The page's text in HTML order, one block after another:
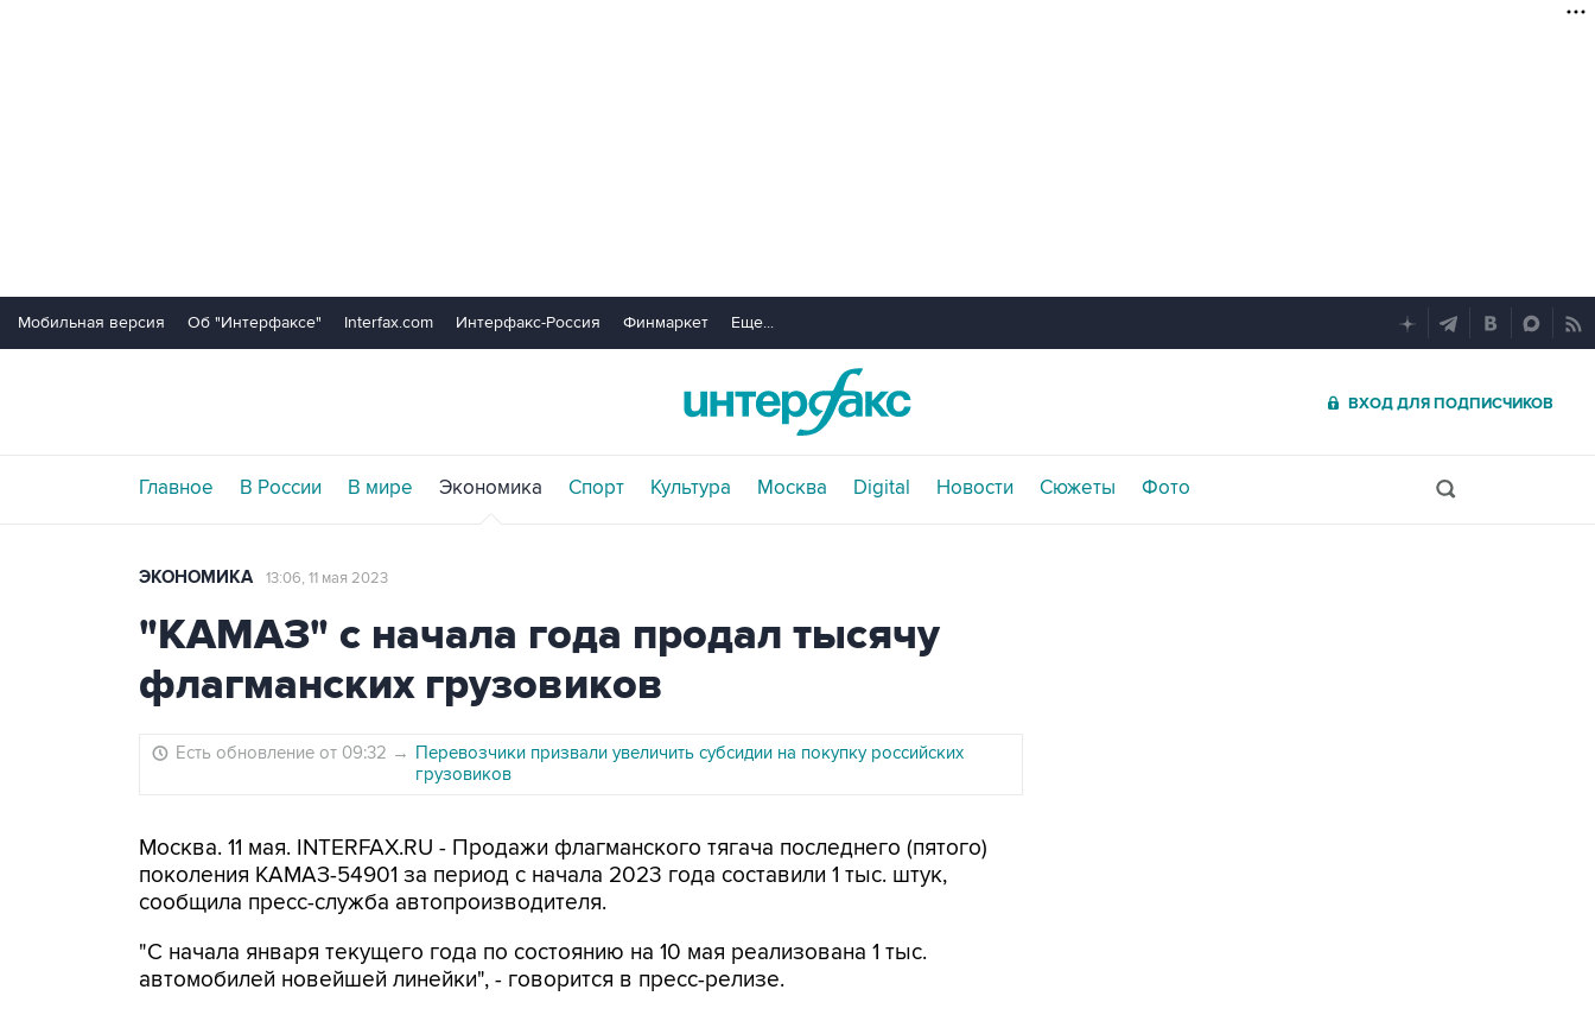
Мобильная версия Об "Интерфаксе" Interfax.com Интерфакс-Россия Финмаркет Еще...
ВХОД ДЛЯ ПОДПИСЧИКОВ
Главное В России В мире Экономика Спорт Культура Москва Digital Новости Сюжеты Фото
ЭКОНОМИКА 13:06, 11 мая 2023
"КАМАЗ" с начала года продал тысячу
флагманских грузовиков
Есть обновление от 09:32 → Перевозчики призвали увеличить субсидии на покупку российских
грузовиков
Москва. 11 мая. INTERFAX.RU - Продажи флагманского тягача последнего (пятого)
поколения КАМАЗ-54901 за период с начала 2023 года составили 1 тыс. штук,
сообщила пресс-служба автопроизводителя.
"С начала января текущего года по состоянию на 10 мая реализована 1 тыс.
автомобилей новейшей линейки", - говорится в пресс-релизе.